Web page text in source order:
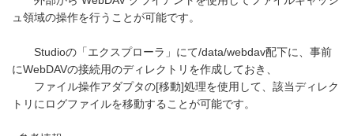
ュ領域の操作を行うことが可能です。
Studioの「エクスプローラ」にて/data/webdav配下に、事前
にWebDAVの接続用のディレクトリを作成しておき、
ファイル操作アダプタの[移動]処理を使用して、該当ディレク
トリにログファイルを移動することが可能です。